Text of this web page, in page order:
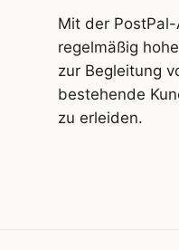
Mit der
regelmäßig
zur Begleitung
bestehende
zu erleiden.